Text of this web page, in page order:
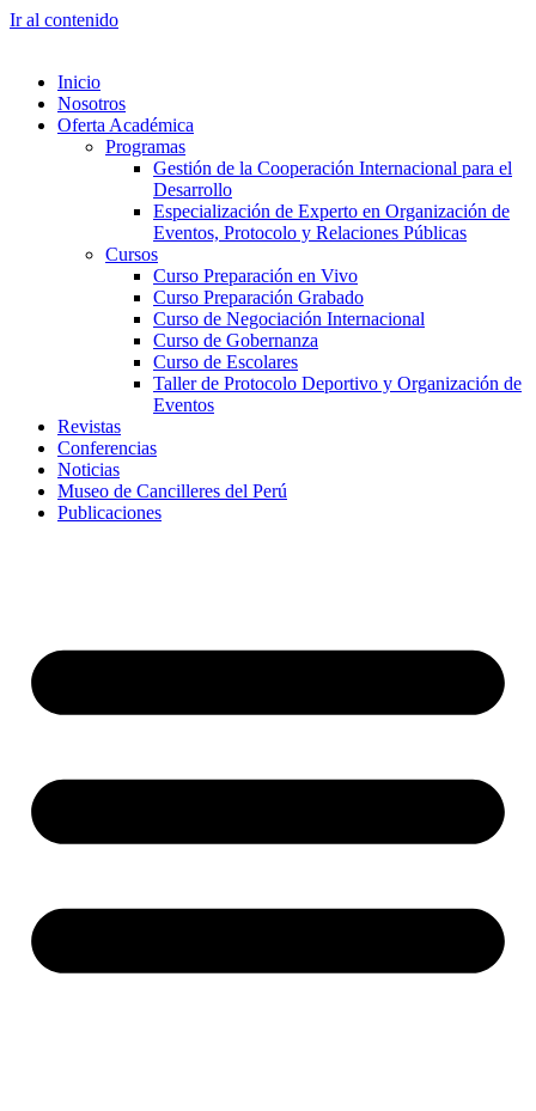
Ir al contenido
Inicio
Nosotros
Oferta Académica
Programas
Gestión de la Cooperación Internacional para el
Desarrollo
Especialización de Experto en Organización de
Eventos, Protocolo y Relaciones Públicas
Cursos
Curso Preparación en Vivo
Curso Preparación Grabado
Curso de Negociación Internacional
Curso de Gobernanza
Curso de Escolares
Taller de Protocolo Deportivo y Organización de
Eventos
Revistas
Conferencias
Noticias
Museo de Cancilleres del Perú
Publicaciones